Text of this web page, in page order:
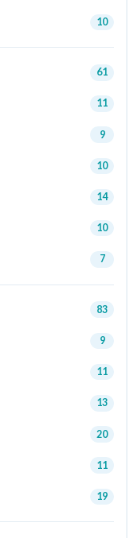
10
61
11
9
10
14
10
7
83
9
11
13
20
11
19